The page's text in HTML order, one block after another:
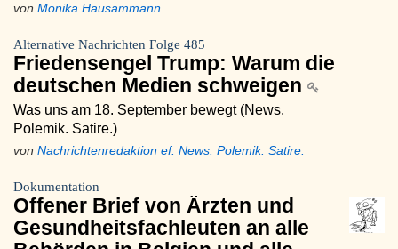
von Monika Hausammann
Alternative Nachrichten Folge 485
Friedensengel Trump: Warum die
deutschen Medien schweigen
Was uns am 18. September bewegt (News.
Polemik. Satire.)
von Nachrichtenredaktion ef: News. Polemik. Satire.
Dokumentation
Offener Brief von Ärzten und
Gesundheitsfachleuten an alle